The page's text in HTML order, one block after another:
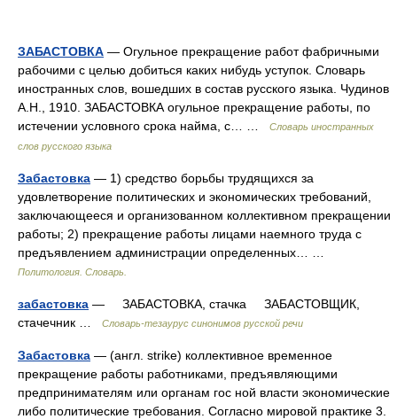
ЗАБАСТОВКА — Огульное прекращение работ фабричными
рабочими с целью добиться каких нибудь уступок. Словарь
иностранных слов, вошедших в состав русского языка. Чудинов
А.Н., 1910. ЗАБАСТОВКА огульное прекращение работы, по
истечении условного срока найма, с… …
Словарь иностранных
слов русского языка
Забастовка — 1) средство борьбы трудящихся за
удовлетворение политических и экономических требований,
заключающееся и организованном коллективном прекращении
работы; 2) прекращение работы лицами наемного труда с
предъявлением администрации определенных… …
Политология. Словарь.
забастовка — ЗАБАСТОВКА, стачка ЗАБАСТОВЩИК,
стачечник …
Словарь-тезаурус синонимов русской речи
Забастовка — (англ. strike) коллективное временное
прекращение работы работниками, предъявляющими
предпринимателям или органам гос ной власти экономические
либо политические требования. Согласно мировой практике 3.